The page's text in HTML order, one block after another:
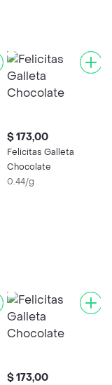
$ 173,00
Felicitas Galleta
Chocolate
0.44/g
$ 173,00